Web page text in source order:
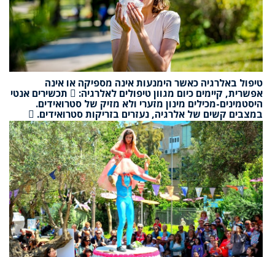
טיפול באלרגיה כאשר הימנעות אינה מספיקה או אינה
אפשרית, קיימים כיום מגוון טיפולים לאלרגיה:  תכשירים אנטי
היסטמינים-מכילים מינון מזערי ולא מזיק של סטרואידים.
במצבים קשים של אלרגיה, נעזרים בזריקות סטרואידים. 
תרסיסים לאף\מי מלח - יאפשרו שטיפה של רירית האף
מחומרים שגורמים לאלרגיה ונמצאים באוויר ויתרמו במניעת
פוסט נאזאל דריפ (טפטוף של נזלת לגרון).  טיפות עיניים-
ניתן לתת טיפות של כרומולין, ניתן לרכשם ללא מרשם 
במידה שהמטופל אינו מגיב לתכשירים, ניתן לטפל באלרגיה
באמצעות זריקות חיסון, על ידי הזרקה הדרגתית במינונים
בהדרגה של אותו אנטיגן היוצר את התגובה האלרגית. מדובר
בטיפול הניתן במשך מספר שנים, במהלכו המטופל מפתח
סיבולת כלפי האנטיגן.  נשמו אוויר נקי- בכל הזדמנות בה
הגשם עדיין כאן, תקפצו על המציאה. הימים הגשומים
האחרונים הם הזמן המתאים לסובלים מאלרגיה לצאת לאוויר
החופשי, כיוון שהגשם שוטף את האבקנים ואת האבק באוויר
לאחר ימי אובך.